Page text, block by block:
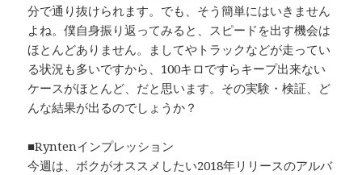
分で通り抜けられます。でも、そう簡単にはいきません
よね。僕自身振り返ってみると、スピードを出す機会は
ほとんどありません。ましてやトラックなどが走ってい
る状況も多いですから、100キロですらキープ出来ない
ケースがほとんど、だと思います。その実験・検証、ど
んな結果が出るのでしょうか？
■Ryntenインプレッション
今週は、ボクがオススメしたい2018年リリースのアルバ